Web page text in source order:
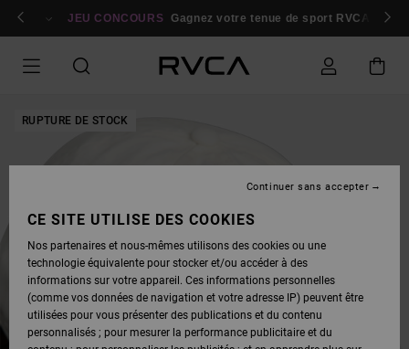
Se connecter / s'inscrire
JEU CONCOURS Gagnez votre tenue de sport RVCA
RUPTURE DE STOCK
CE SITE UTILISE DES COOKIES
Nos partenaires et nous-mêmes utilisons des cookies ou une
technologie équivalente pour stocker et/ou accéder à des
informations sur votre appareil. Ces informations personnelles
(comme vos données de navigation et votre adresse IP) peuvent être
utilisées pour vous présenter des publications et du contenu
personnalisés ; pour mesurer la performance publicitaire et du
Continuer sans accepter